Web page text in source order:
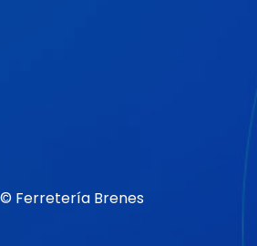
Ferretería Brenes